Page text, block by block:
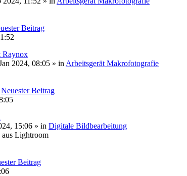
Beitrag
Raynox
2024, 08:05 » in Arbeitsgerät Makrofotografie
Neuester Beitrag
15:06 » in Digitale Bildbearbeitung
aus Lightroom
Beitrag